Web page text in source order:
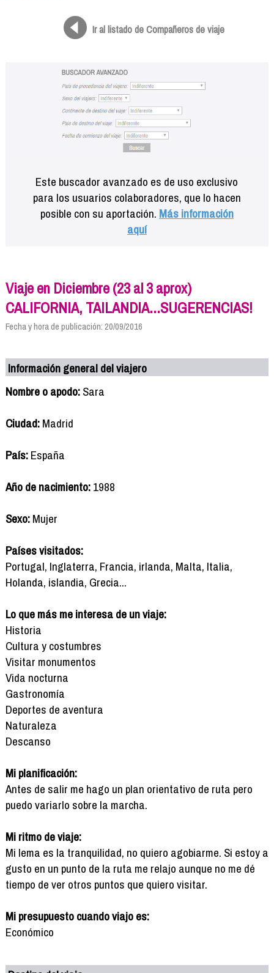
Ir al listado de Compañeros de viaje
Este buscador avanzado es de uso exclusivo
para los usuarios colaboradores, que lo hacen
posible con su aportación. Más información
aquí
Viaje en Diciembre (23 al 3 aprox)
CALIFORNIA, TAILANDIA...SUGERENCIAS!
Fecha y hora de publicación: 20/09/2016
Información general del viajero
Nombre o apodo:Sara
Ciudad:Madrid
País:España
Año de nacimiento:1988
Sexo:Mujer
Países visitados:
Portugal, Inglaterra, Francia, irlanda, Malta, Italia,
Holanda, islandia, Grecia...
Lo que más me interesa de un viaje:
Historia
Cultura y costumbres
Visitar monumentos
Vida nocturna
Gastronomía
Deportes de aventura
Naturaleza
Descanso
Mi planificación:
Antes de salir me hago un plan orientativo de ruta pero
puedo variarlo sobre la marcha.
Mi ritmo de viaje:
Mi lema es la tranquilidad, no quiero agobiarme. Si estoy a
gusto en un punto de la ruta me relajo aunque no me dé
tiempo de ver otros puntos que quiero visitar.
Mi presupuesto cuando viajo es:
Económico